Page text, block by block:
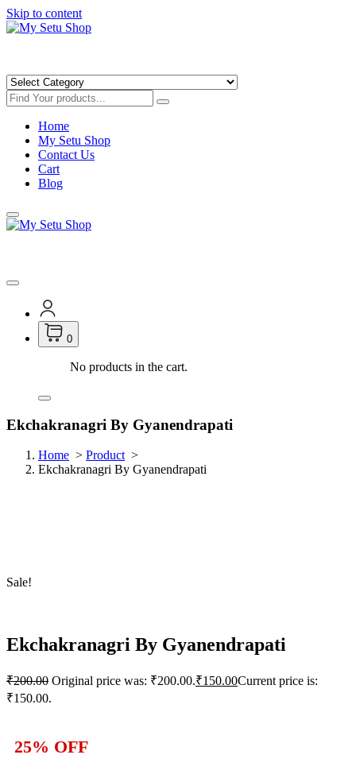
Skip to content
Home
My Setu Shop
Contact Us
Cart
Blog
0
No products in the cart.
Ekchakranagri By Gyanendrapati
Home > Product>
Ekchakranagri By Gyanendrapati
Sale!
Ekchakranagri By Gyanendrapati
₹200.00 Original price was: ₹200.00.₹150.00Current price is:
₹150.00.
25% OFF